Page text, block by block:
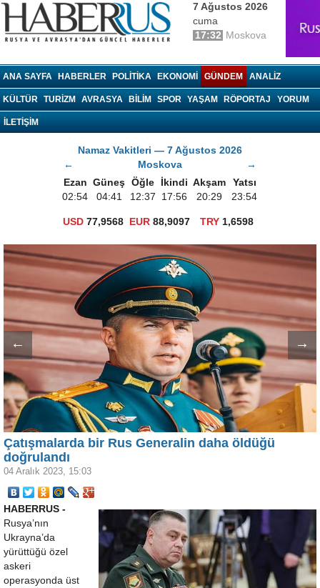
7 Ağustos 2026
cuma
17:32 Moskova
ANA SAYFA HABERLER POLITIKA EKONOMI GÜNDEM ANALIZ
KÜLTÜR TURIZM AVRASYA BILIM SPOR YAŞAM RÖPORTAJ YORUM
İLETİŞİM
Namaz Vakitleri — 7 Ağustos 2026
←
Moskova
→
Ezan Güneş Öğle İkindi Akşam
Yatsı
02:54
04:41 12:37 17:56 20:29 23:54
USD 77,9568 EUR 88,9097 TRY1,6598
← →
Çatışmalarda bir Rus Generalin daha öldüğü
doğrulandı
04 Aralık 2023, 15:03
HABERRUS -
Rusya’nın
Ukrayna’da
yürüttüğü özel
askeri
operasyonda üst